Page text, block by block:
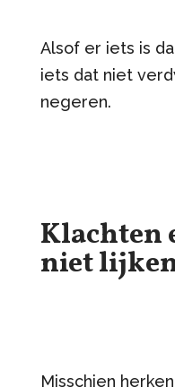
Alsof er iets is
iets dat niet
negeren.
Klachten
niet
Misschien